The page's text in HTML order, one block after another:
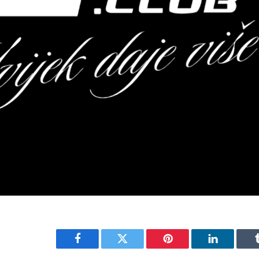
Facebook Twitter Pinterest LinkedIn